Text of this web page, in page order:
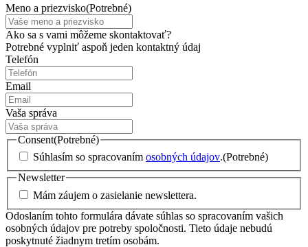
Meno a priezvisko(Potrebné)
Ako sa s vami môžeme skontaktovať?
Potrebné vyplniť aspoň jeden kontaktný údaj
Telefón
Email
Vaša správa
Consent(Potrebné)
Súhlasím so spracovaním osobných údajov.(Potrebné)
Newsletter
Mám záujem o zasielanie newslettera.
Odoslaním tohto formulára dávate súhlas so spracovaním vašich
osobných údajov pre potreby spoločnosti. Tieto údaje nebudú
poskytnuté žiadnym tretím osobám.